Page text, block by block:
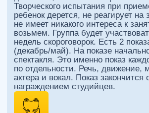
ЧЕРНАЯ ГРУППА
В эту группу можно перевестись из мастер
группы, написав письмо с объяснением причин
такого желания.
- Главная задача - показать студийцу, что такое
профессия актера на самом деле. Если, увидев
правду, ребенок принимает правила игры, то
новая задача - поступить в театральный ВУЗ
или, в редких случаях, продолжить работу в
любительском театре уже во взрослом возрасте.
11 часов в неделю, куча работы и выступление
на фестивалях. Отбор на эту ступень
приблизительно 1 к 60.